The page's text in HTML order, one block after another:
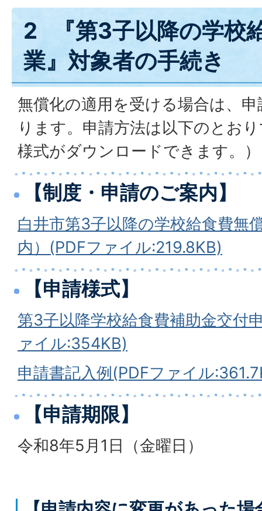
2 『第3子以降の学校
業』対象者の手続き
無償化の適用を受ける場合は、
ります。申請方法は以下のとお
様式がダウンロードできます。）
【制度・申請のご案内】
白井市第3子以降の学校給食費無
内）(PDFファイル:219.8KB)
【申請様式】
第3子以降学校給食費補助金交付
ァイル:354KB)
申請書記入例(PDFファイル
【申請期限】
令和8年5月1日（金曜日）